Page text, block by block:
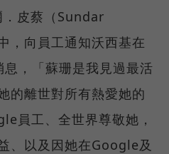
皮蔡（Sundar
，向員工通知沃西基在
，「蘇珊是我見過最活
的離世對所有熱愛她的
員工、全世界尊敬她，
、以及因她在Google及